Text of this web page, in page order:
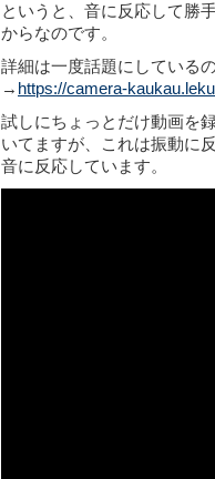
というと、音に反応して勝
からなのです。
詳細は一度話題にしている
→ https://camera-
試しにちょっとだけ動画を
いてますが、これは振動に
音に反応しています。